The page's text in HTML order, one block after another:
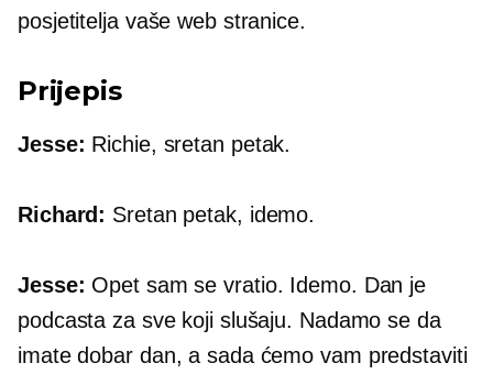
posjetitelja vaše web stranice.
Prijepis
Jesse: Richie, sretan petak.
Richard: Sretan petak, idemo.
Jesse: Opet sam se vratio. Idemo. Dan je
podcasta za sve koji slušaju. Nadamo se da
imate dobar dan, a sada ćemo vam predstaviti